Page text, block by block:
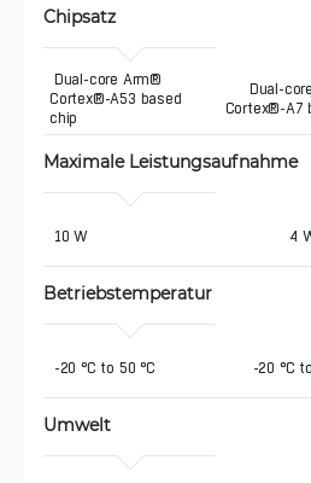
Chipsatz
Cortex®-A53 based
chip
Dual-
Cortex®-A7
Maximale Leistungsaufnahme
10 W 4
Betriebstemperatur
-20 °C to 50 °C -20 °C
Umwelt